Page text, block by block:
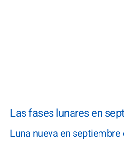
Las fases lunares en
Luna nueva en septiembre